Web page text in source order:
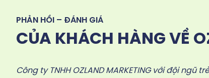
PHẢN HỒI – ĐÁNH GIÁ
CỦA KHÁCH HÀNG VỀ
Công ty TNHH OZLAND MARKETING với đội